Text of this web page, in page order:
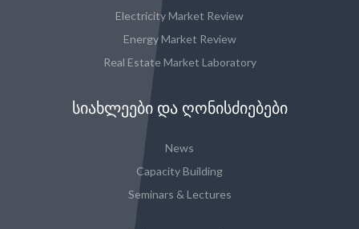
Electricity Market Review
Energy Market Review
Real Estate Market Laboratory
ᲡᲘᲐᲮᲚᲔᲔᲑᲘ ᲓᲐ ᲦᲝᲜᲘᲡᲫᲘᲔᲑᲔᲑᲘ
News
Capacity Building
Seminars & Lectures